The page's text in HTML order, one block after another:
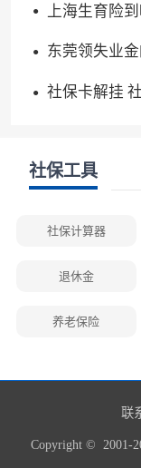
上海生育险
怎么报销要给
东莞领失业
保险金条件
社保卡解挂
社保工具
社保计算器
退休金
养老保险
联
Copyright © 2001-